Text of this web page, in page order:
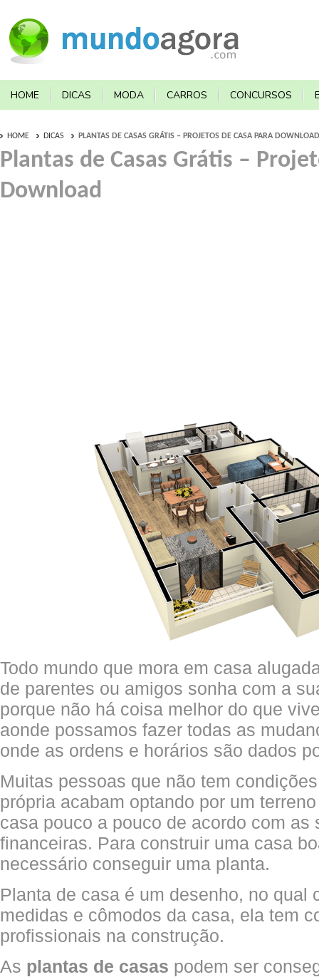
HOME DICAS MODA CARROS CONCURSOS
HOME DICAS PLANTAS DE CASAS GRÁTIS – PROJETOS DE CASA PARA DOWNLOAD
Plantas de Casas Grátis –
Download
Todo mundo que mora em casa
de parentes ou amigos sonha com a
porque não há coisa melhor do que
aonde possamos fazer todas as
onde as ordens e horários são dados
Muitas pessoas que não tem
própria acabam optando por um
casa pouco a pouco de acordo com as
financeiras. Para construir uma casa
necessário conseguir uma planta.
Planta de casa é um desenho, no qual
medidas e cômodos da casa, ela tem
profissionais na construção.
As plantas de casas podem ser